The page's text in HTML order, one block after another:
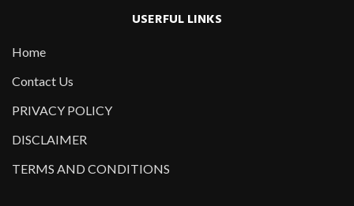
USERFUL LINKS
Home
Contact Us
PRIVACY POLICY
DISCLAIMER
TERMS AND CONDITIONS